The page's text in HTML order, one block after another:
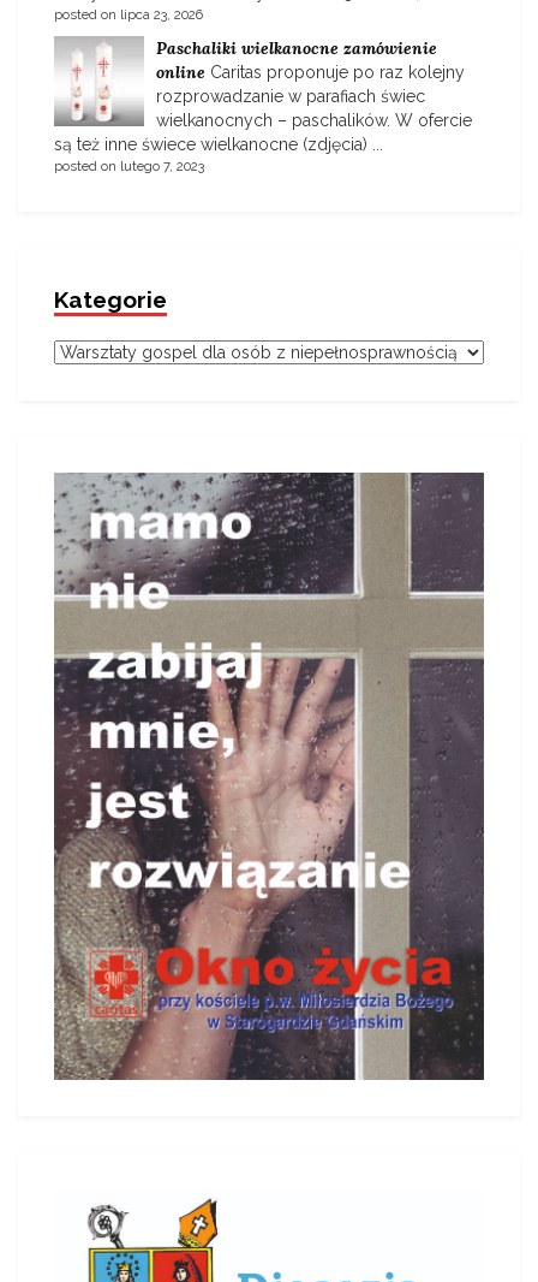
posted on lipca 23, 2026
Paschaliki wielkanocne zamówienie
online Caritas proponuje po raz kolejny
rozprowadzanie w parafiach świec
wielkanocnych – paschalików. W ofercie
są też inne świece wielkanocne (zdjęcia) ...
posted on lutego 7, 2023
Kategorie
Kategorie